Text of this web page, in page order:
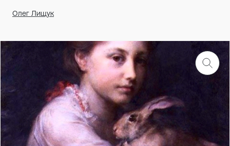
Олег Лищук